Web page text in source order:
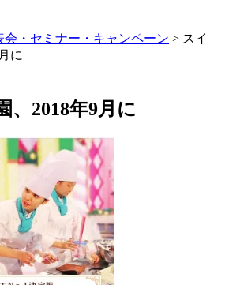
会・セミナー・キャンペーン > スイ
に
、2018年9月に